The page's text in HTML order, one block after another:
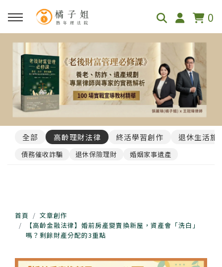
0
全部 高齡理財法律 終活學習創作 退休生活旅
債務催收詐騙 退休保險理財 婚姻家事遺產
首頁
文章創作
【高齡金融法律】婚前房產變賣換新屋，資產會「洗白」
嗎？剩餘財產分配的3重點